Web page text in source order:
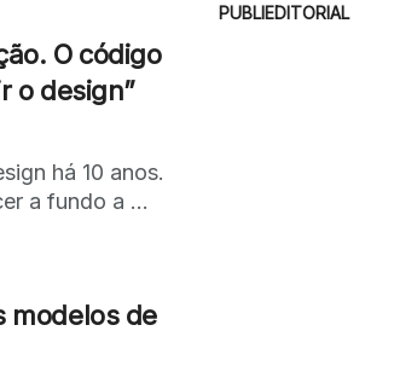
O código
o design”
há 10 anos.
a fundo a ...
modelos de
PUBLIEDITORIAL